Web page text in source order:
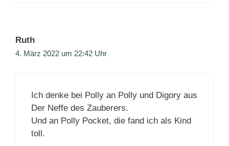
Ruth
4. März 2022 um 22:42 Uhr
Ich denke bei Polly an Polly und Digory aus
Der Neffe des Zauberers.
Und an Polly Pocket, die fand ich als Kind
toll.